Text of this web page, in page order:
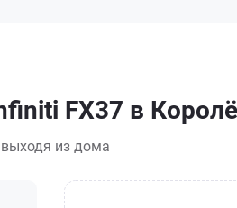
FX37 в
выходя из дома